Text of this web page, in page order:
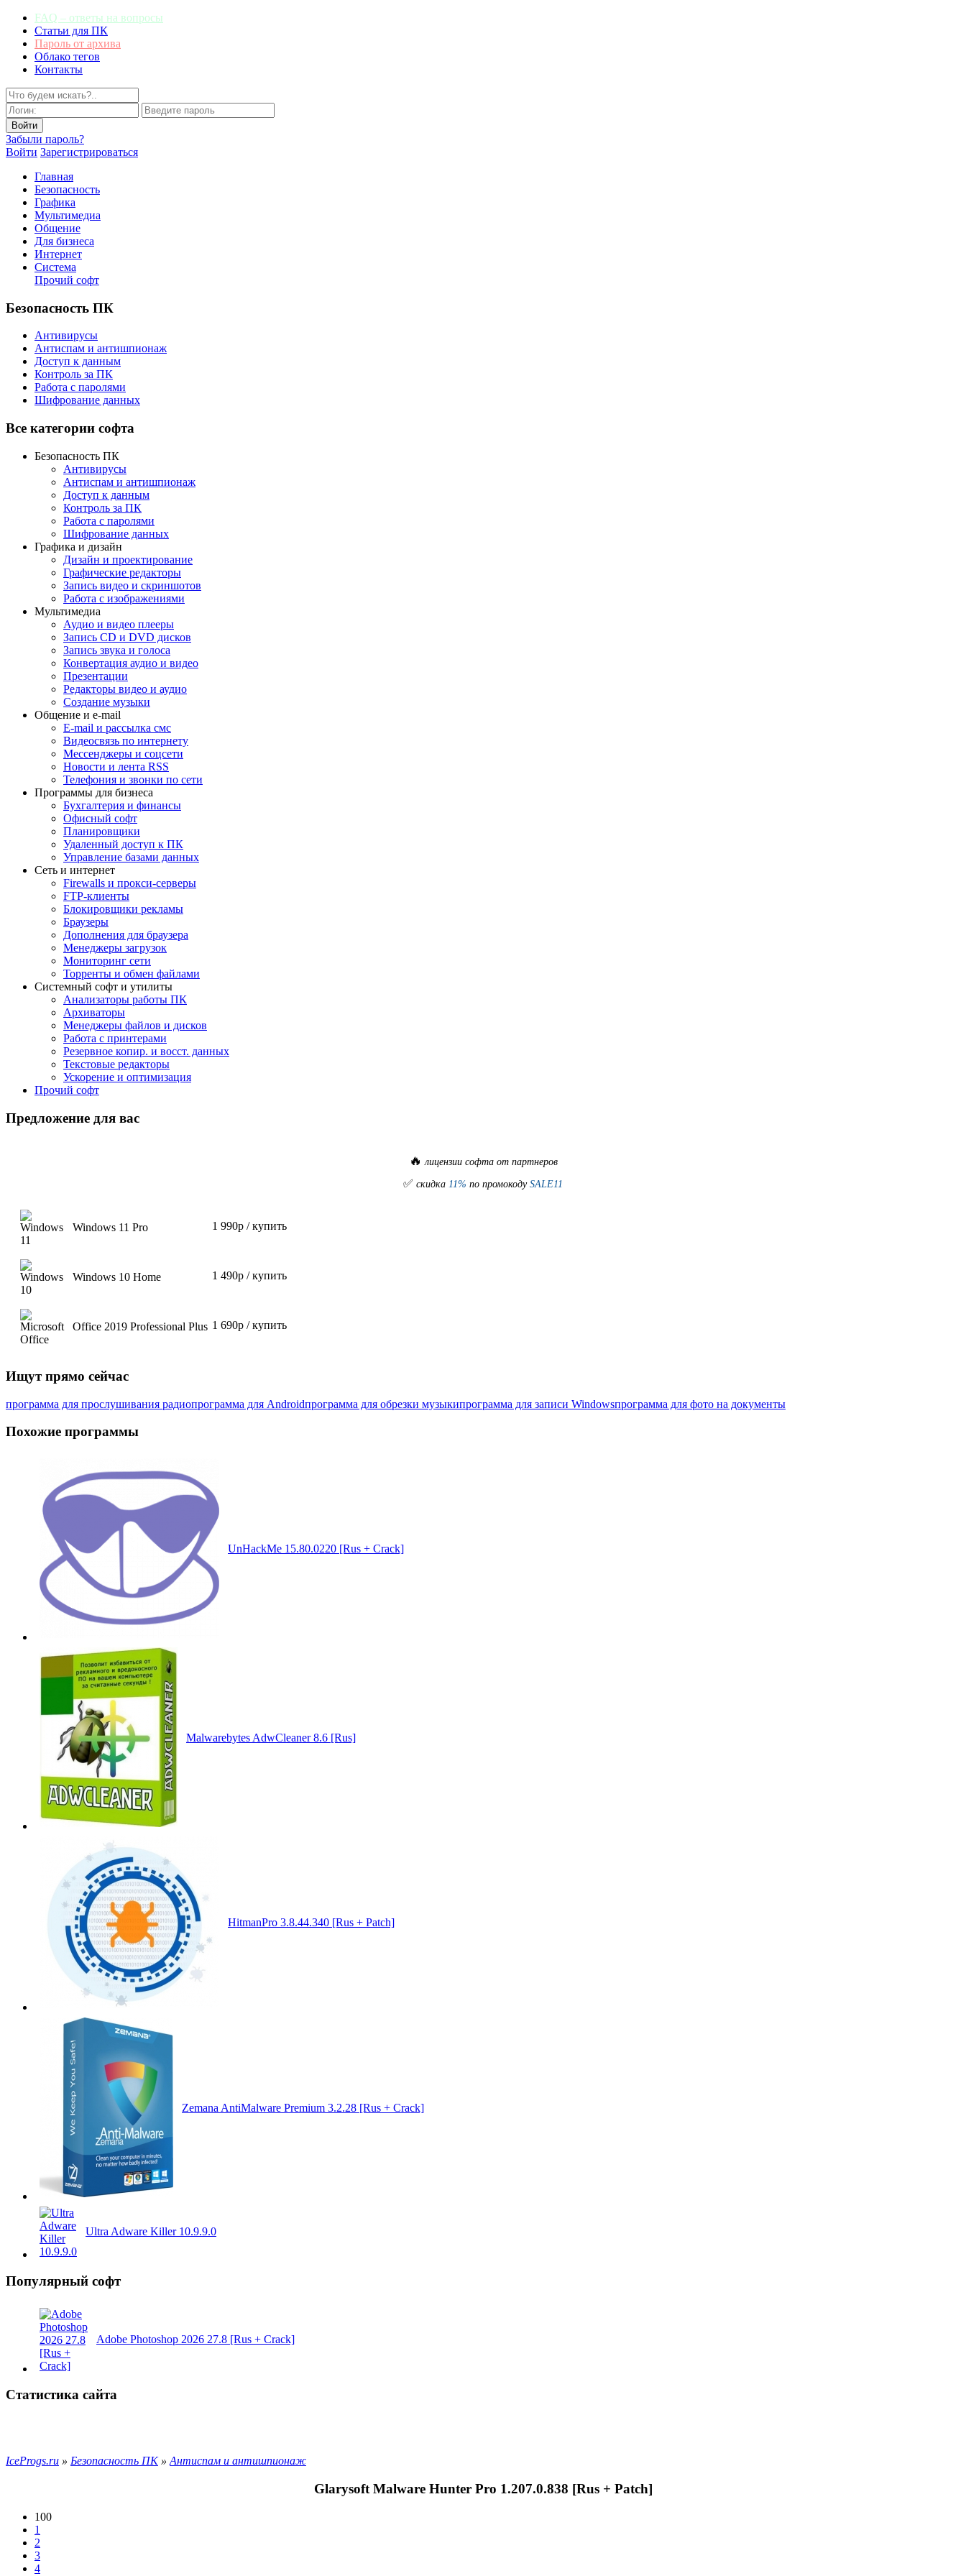
FAQ – ответы на вопросы
Статьи для ПК
Пароль от архива
Облако тегов
Контакты
Забыли пароль?
Войти Зарегистрироваться
Главная
Безопасность
Графика
Мультимедиа
Общение
Для бизнеса
Интернет
Система
Прочий софт
Безопасность ПК
Антивирусы
Антиспам и антишпионаж
Доступ к данным
Контроль за ПК
Работа с паролями
Шифрование данных
Все категории софта
Безопасность ПК
Антивирусы
Антиспам и антишпионаж
Доступ к данным
Контроль за ПК
Работа с паролями
Шифрование данных
Графика и дизайн
Дизайн и проектирование
Графические редакторы
Запись видео и скриншотов
Работа с изображениями
Мультимедиа
Аудио и видео плееры
Запись CD и DVD дисков
Запись звука и голоса
Конвертация аудио и видео
Презентации
Редакторы видео и аудио
Создание музыки
Общение и e-mail
E-mail и рассылка смс
Видеосвязь по интернету
Мессенджеры и соцсети
Новости и лента RSS
Телефония и звонки по сети
Программы для бизнеса
Бухгалтерия и финансы
Офисный софт
Планировщики
Удаленный доступ к ПК
Управление базами данных
Сеть и интернет
Firewalls и прокси-серверы
FTP-клиенты
Блокировщики рекламы
Браузеры
Дополнения для браузера
Менеджеры загрузок
Мониторинг сети
Торренты и обмен файлами
Системный софт и утилиты
Анализаторы работы ПК
Архиваторы
Менеджеры файлов и дисков
Работа с принтерами
Резервное копир. и восст. данных
Текстовые редакторы
Ускорение и оптимизация
Прочий софт
Предложение для вас
🔥 лицензии софта от партнеров
✅ скидка 11% по промокоду SALE11
Windows 11 Pro 1 990р / купить
Windows 10 Home 1 490р / купить
Office 2019 Professional Plus 1 690р / купить
Ищут прямо сейчас
программа для прослушивания радиопрограмма для Androidпрограмма для обрезки музыкипрограмма для записи Windowsпрограмма для фото на документы
Похожие программы
UnHackMe 15.80.0220 [Rus + Crack]
Malwarebytes AdwCleaner 8.6 [Rus]
HitmanPro 3.8.44.340 [Rus + Patch]
Zemana AntiMalware Premium 3.2.28 [Rus + Crack]
Ultra Adware Killer 10.9.9.0
Популярный софт
Adobe Photoshop 2026 27.8 [Rus + Crack]
Статистика сайта
IceProgs.ru » Безопасность ПК» Антиспам и антишпионаж
Glarysoft Malware Hunter Pro 1.207.0.838 [Rus + Patch]
100
1
2
3
4